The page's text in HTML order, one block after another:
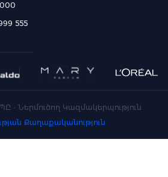
000
555
- Ներմուծող Կազմակերպություն
Քաղաքականություն